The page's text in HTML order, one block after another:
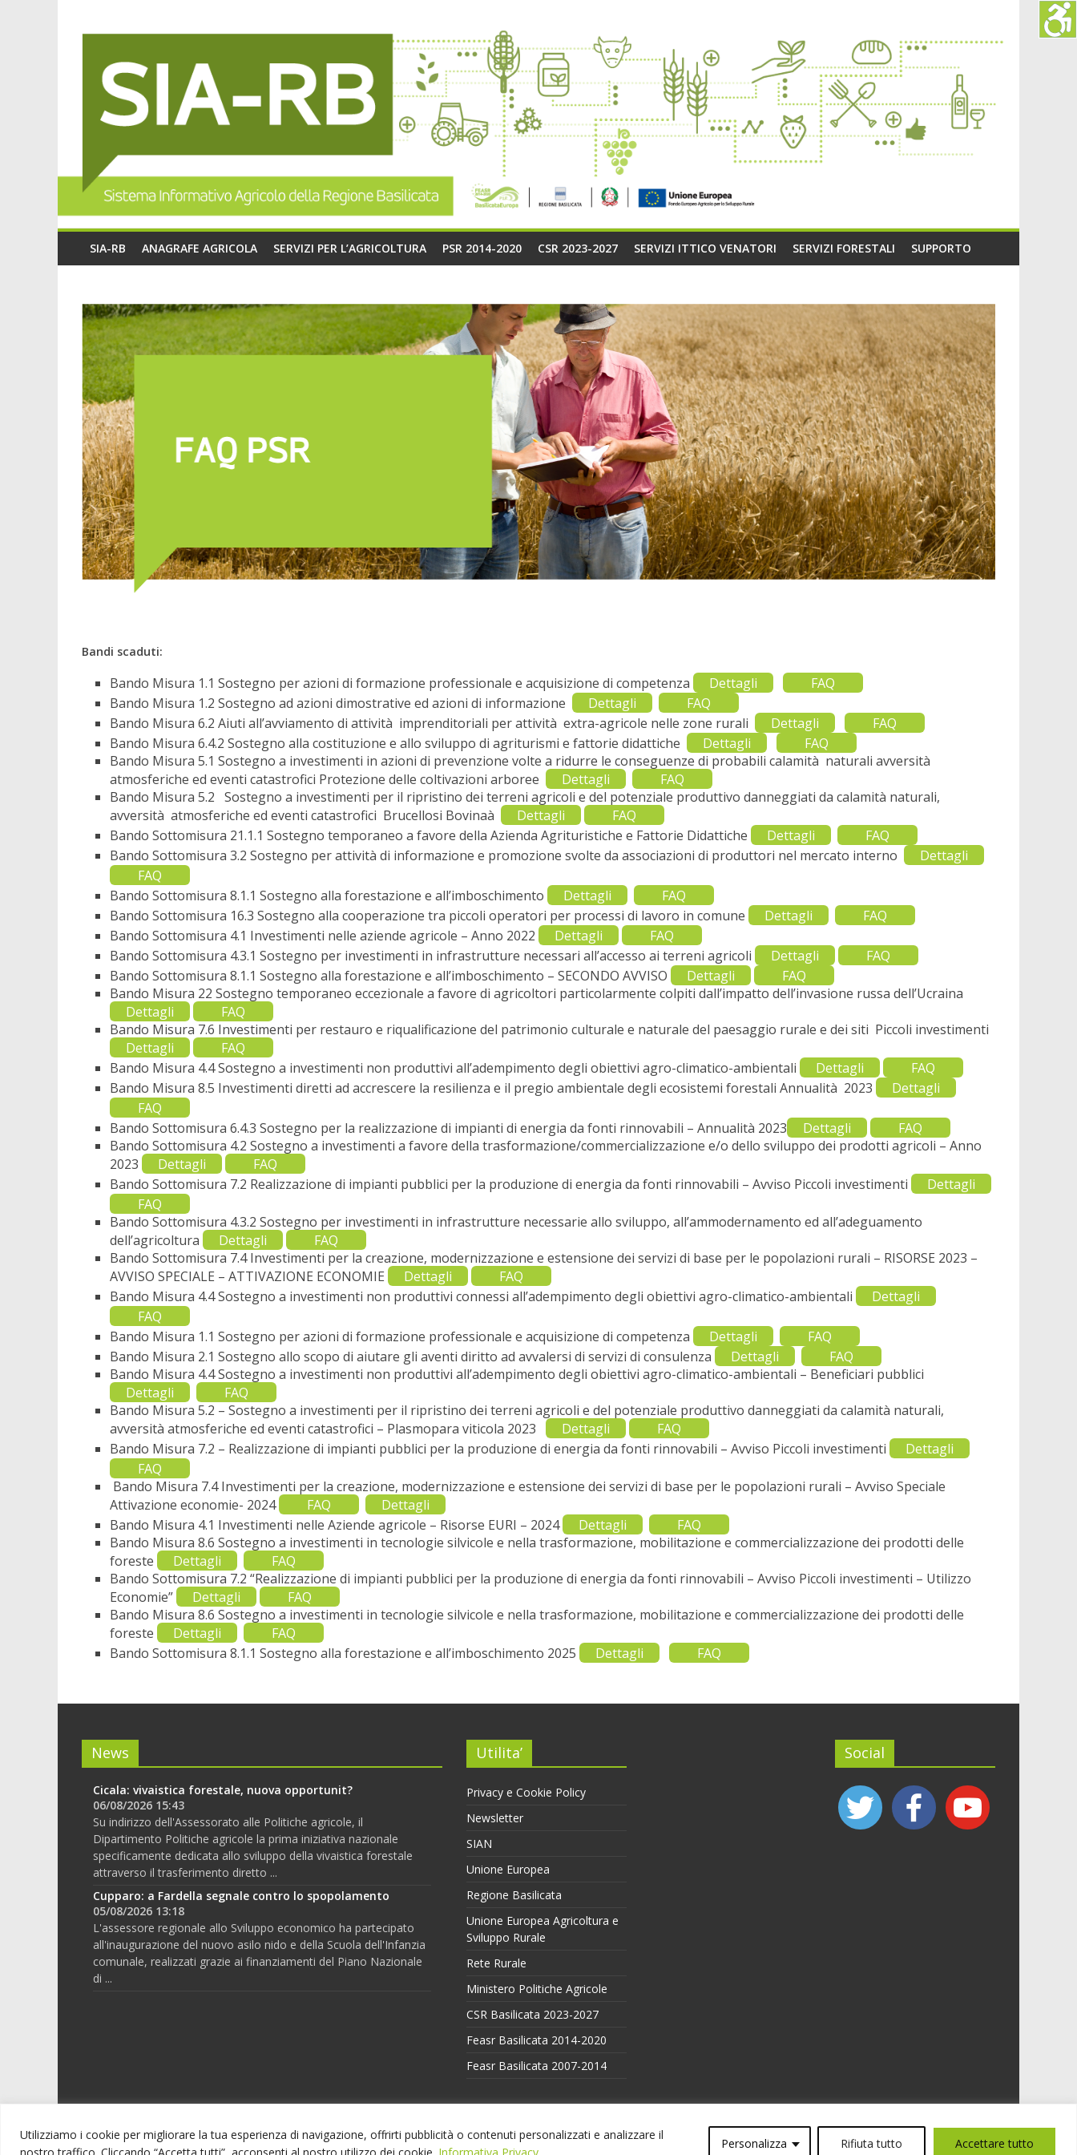
Utilizziamo i cookie per migliorare la tua esperienza di navigazione, offrirti pubblicità o contenuti personalizzati e analizzare il
nostro traffico. Cliccando “Accetta tutti”, acconsenti al nostro utilizzo dei cookie. Informativa Privacy
Personalizza Rifiuta tutto Accettare tutto
SIA-RB ANAGRAFE AGRICOLA SERVIZI PER L’AGRICOLTURA PSR 2014-2020 CSR 2023-2027 SERVIZI ITTICO VENATORI SERVIZI FORESTALI SUPPORTO
Bandi scaduti:
Bando Misura 1.1 Sostegno per azioni di formazione professionale e acquisizione di competenza Dettagli
FAQ
Bando Misura 1.2 Sostegno ad azioni dimostrative ed azioni di informazione
Dettagli
FAQ
Bando Misura 6.2 Aiuti all’avviamento di attività imprenditoriali per attività extra-agricole nelle zone rurali
Dettagli
FAQ
Bando Misura 6.4.2 Sostegno alla costituzione e allo sviluppo di agriturismi e fattorie didattiche
Dettagli
FAQ
Bando Misura 5.1 Sostegno a investimenti in azioni di prevenzione volte a ridurre le conseguenze di probabili calamità naturali avversità
atmosferiche ed eventi catastrofici Protezione delle coltivazioni arboree
Dettagli
FAQ
Bando Misura 5.2 Sostegno a investimenti per il ripristino dei terreni agricoli e del potenziale produttivo danneggiati da calamità naturali,
avversità atmosferiche ed eventi catastrofici Brucellosi Bovinaà
Dettagli
FAQ
Bando Sottomisura 21.1.1 Sostegno temporaneo a favore della Azienda Agrituristiche e Fattorie Didattiche
Dettagli
FAQ
Bando Sottomisura 3.2 Sostegno per attività di informazione e promozione svolte da associazioni di produttori nel mercato interno
Dettagli
FAQ
Bando Sottomisura 8.1.1 Sostegno alla forestazione e all’imboschimento
Dettagli
FAQ
Bando Sottomisura 16.3 Sostegno alla cooperazione tra piccoli operatori per processi di lavoro in comune
Dettagli
FAQ
Bando Sottomisura 4.1 Investimenti nelle aziende agricole – Anno 2022
Dettagli
FAQ
Bando Sottomisura 4.3.1 Sostegno per investimenti in infrastrutture necessari all’accesso ai terreni agricoli
Dettagli
FAQ
Bando Sottomisura 8.1.1 Sostegno alla forestazione e all’imboschimento – SECONDO AVVISO
Dettagli
FAQ
Bando Misura 22 Sostegno temporaneo eccezionale a favore di agricoltori particolarmente colpiti dall’impatto dell’invasione russa dell’Ucraina
Dettagli
FAQ
Bando Misura 7.6 Investimenti per restauro e riqualificazione del patrimonio culturale e naturale del paesaggio rurale e dei siti Piccoli investimenti
Dettagli
FAQ
Bando Misura 4.4 Sostegno a investimenti non produttivi all’adempimento degli obiettivi agro-climatico-ambientali
Dettagli
FAQ
Bando Misura 8.5 Investimenti diretti ad accrescere la resilienza e il pregio ambientale degli ecosistemi forestali Annualità 2023
Dettagli
FAQ
Bando Sottomisura 6.4.3 Sostegno per la realizzazione di impianti di energia da fonti rinnovabili – Annualità 2023
Dettagli
FAQ
Bando Sottomisura 4.2 Sostegno a investimenti a favore della trasformazione/commercializzazione e/o dello sviluppo dei prodotti agricoli – Anno
2023
Dettagli
FAQ
Bando Sottomisura 7.2 Realizzazione di impianti pubblici per la produzione di energia da fonti rinnovabili – Avviso Piccoli investimenti
Dettagli
FAQ
Bando Sottomisura 4.3.2 Sostegno per investimenti in infrastrutture necessarie allo sviluppo, all’ammodernamento ed all’adeguamento
dell’agricoltura
Dettagli
FAQ
Bando Sottomisura 7.4 Investimenti per la creazione, modernizzazione e estensione dei servizi di base per le popolazioni rurali – RISORSE 2023 –
AVVISO SPECIALE – ATTIVAZIONE ECONOMIE
Dettagli
FAQ
Bando Misura 4.4 Sostegno a investimenti non produttivi connessi all’adempimento degli obiettivi agro-climatico-ambientali
Dettagli
FAQ
Bando Misura 1.1 Sostegno per azioni di formazione professionale e acquisizione di competenza
Dettagli
FAQ
Bando Misura 2.1 Sostegno allo scopo di aiutare gli aventi diritto ad avvalersi di servizi di consulenza Dettagli
FAQ
Bando Misura 4.4 Sostegno a investimenti non produttivi all’adempimento degli obiettivi agro-climatico-ambientali – Beneficiari pubblici
Dettagli
FAQ
Bando Misura 5.2 – Sostegno a investimenti per il ripristino dei terreni agricoli e del potenziale produttivo danneggiati da calamità naturali,
avversità atmosferiche ed eventi catastrofici – Plasmopara viticola 2023
Dettagli
FAQ
Bando Misura 7.2 – Realizzazione di impianti pubblici per la produzione di energia da fonti rinnovabili – Avviso Piccoli investimenti
Dettagli
FAQ
Bando Misura 7.4 Investimenti per la creazione, modernizzazione e estensione dei servizi di base per le popolazioni rurali – Avviso Speciale
Attivazione economie- 2024
FAQ
Dettagli
Bando Misura 4.1 Investimenti nelle Aziende agricole – Risorse EURI – 2024
Dettagli
FAQ
Bando Misura 8.6 Sostegno a investimenti in tecnologie silvicole e nella trasformazione, mobilitazione e commercializzazione dei prodotti delle
foreste
Dettagli
FAQ
Bando Sottomisura 7.2 “Realizzazione di impianti pubblici per la produzione di energia da fonti rinnovabili – Avviso Piccoli investimenti – Utilizzo
Economie”
Dettagli
FAQ
Bando Misura 8.6 Sostegno a investimenti in tecnologie silvicole e nella trasformazione, mobilitazione e commercializzazione dei prodotti delle
foreste
Dettagli
FAQ
Bando Sottomisura 8.1.1 Sostegno alla forestazione e all’imboschimento 2025
Dettagli FAQ
News
Cicala: vivaistica forestale, nuova opportunit?
06/08/2026 15:43
Su indirizzo dell'Assessorato alle Politiche agricole, il
Dipartimento Politiche agricole la prima iniziativa nazionale
specificamente dedicata allo sviluppo della vivaistica forestale
attraverso il trasferimento diretto ...
Cupparo: a Fardella segnale contro lo spopolamento
05/08/2026 13:18
L'assessore regionale allo Sviluppo economico ha partecipato
all'inaugurazione del nuovo asilo nido e della Scuola dell'Infanzia
comunale, realizzati grazie ai finanziamenti del Piano Nazionale
di ...
Utilita’
Privacy e Cookie Policy
Newsletter
SIAN
Unione Europea
Regione Basilicata
Unione Europea Agricoltura e
Sviluppo Rurale
Rete Rurale
Ministero Politiche Agricole
CSR Basilicata 2023-2027
Feasr Basilicata 2014-2020
Feasr Basilicata 2007-2014
Social